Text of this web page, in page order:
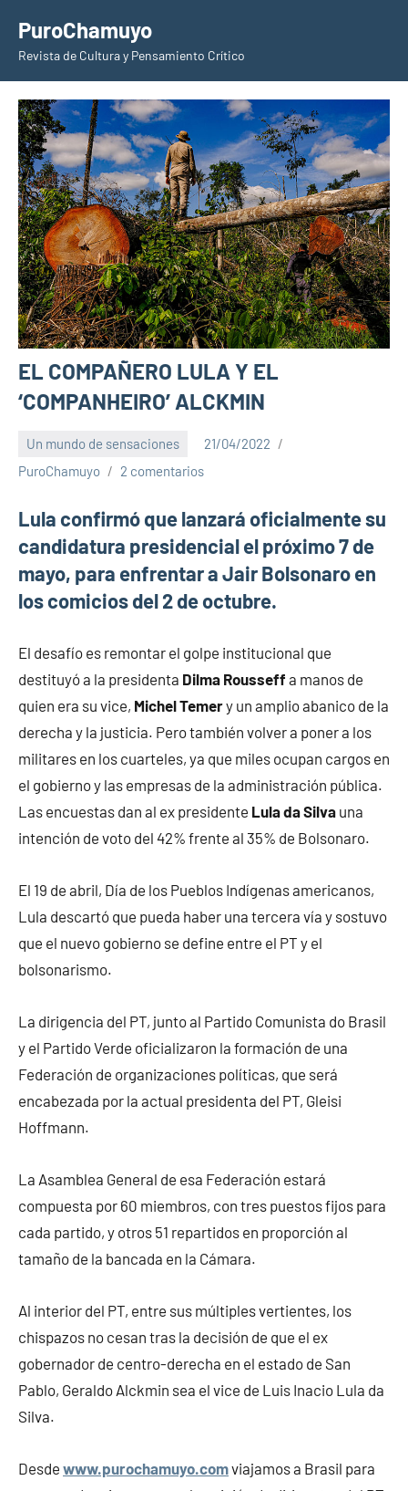
contenido
PuroChamuyo
Revista de Cultura y Pensamiento Crítico
EL COMPAÑERO LULA Y EL
‘COMPANHEIRO’ ALCKMIN
Un mundo de sensaciones
21/04/2022
PuroChamuyo
2 comentarios
Lula confirmó que lanzará oficialmente su
candidatura presidencial el próximo 7 de
mayo, para enfrentar a Jair Bolsonaro en
los comicios del 2 de octubre.
El desafío es remontar el golpe institucional que
destituyó a la presidenta Dilma Rousseff a manos de
quien era su vice, Michel Temery un amplio abanico de la
derecha y la justicia. Pero también volver a poner a los
militares en los cuarteles, ya que miles ocupan cargos en
el gobierno y las empresas de la administración pública.
Las encuestas dan al ex presidente Lula da Silva una
intención de voto del 42% frente al 35% de Bolsonaro.
El 19 de abril, Día de los Pueblos Indígenas americanos,
Lula descartó que pueda haber una tercera vía y sostuvo
que el nuevo gobierno se define entre el PT y el
bolsonarismo.
La dirigencia del PT, junto al Partido Comunista do Brasil
y el Partido Verde oficializaron la formación de una
Federación de organizaciones políticas, que será
encabezada por la actual presidenta del PT, Gleisi
Hoffmann.
La Asamblea General de esa Federación estará
compuesta por 60 miembros, con tres puestos fijos para
cada partido, y otros 51 repartidos en proporción al
tamaño de la bancada en la Cámara.
Al interior del PT, entre sus múltiples vertientes, los
chispazos no cesan tras la decisión de que el ex
gobernador de centro-derecha en el estado de San
Pablo, Geraldo Alckmin sea el vice de Luis Inacio Lula da
Silva.
Desde www.purochamuyo.comviajamos a Brasil para